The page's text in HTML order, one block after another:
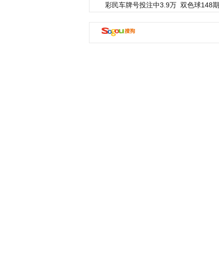
彩民车牌号投注中3.9万 双色球148